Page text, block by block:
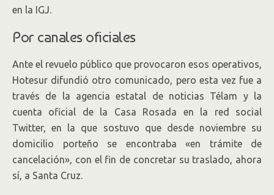
en la IGJ.
Por canales oficiales
Ante el revuelo público que provocaron esos operativos,
Hotesur difundió otro comunicado, pero esta vez fue a
través de la agencia estatal de noticias Télam y la
cuenta oficial de la Casa Rosada en la red social
Twitter, en la que sostuvo que desde noviembre su
domicilio porteño se encontraba «en trámite de
cancelación», con el fin de concretar su traslado, ahora
sí, a Santa Cruz.